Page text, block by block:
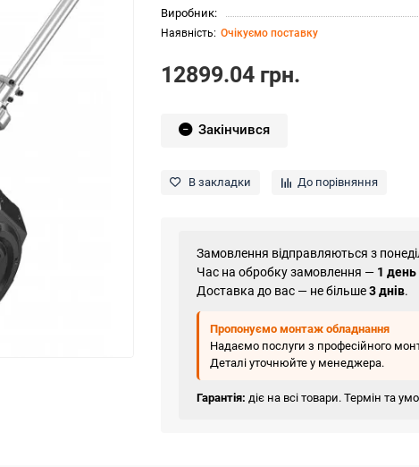
Виробник:
Очікуємо поставку
12899.04 грн.
Закінчився
В закладки До порівняння
Замовлення відправляються з
Час на обробку замовлення — 1 день
Доставка до вас — не більше3 днів.
Пропонуємо монтаж обладнання
Надаємо послуги з професійного
Деталі уточнюйте у менеджера.
Гарантія: діє на всі товари. Термін та